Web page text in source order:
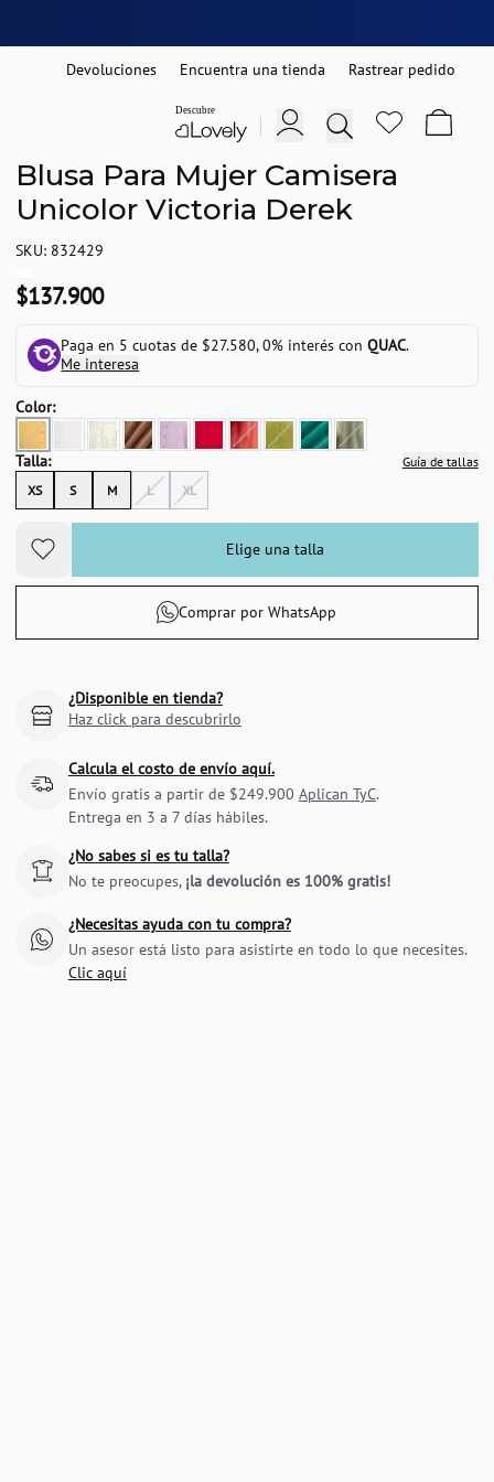
Devoluciones Encuentra una tienda Rastrear pedido
Blusa Para Mujer Camisera
Unicolor Victoria Derek
SKU: 832429
$137.900
Paga en 5 cuotas de $27.580, 0% interés conQUAC.
Me interesa
Color:
Talla:
Guía de tallas
XS
S M L XL
Elige una talla
Comprar por WhatsApp
¿Disponible en tienda?
Haz click para descubrirlo
Calcula el costo de envío aquí.
Envío gratis a partir de $249.900 Aplican TyC.
Entrega en 3 a 7 días hábiles.
¿No sabes si es tu talla?
No te preocupes, ¡la devolución es 100% gratis!
¿Necesitas ayuda con tu compra?
Un asesor está listo para asistirte en todo lo que necesites.
Clic aquí